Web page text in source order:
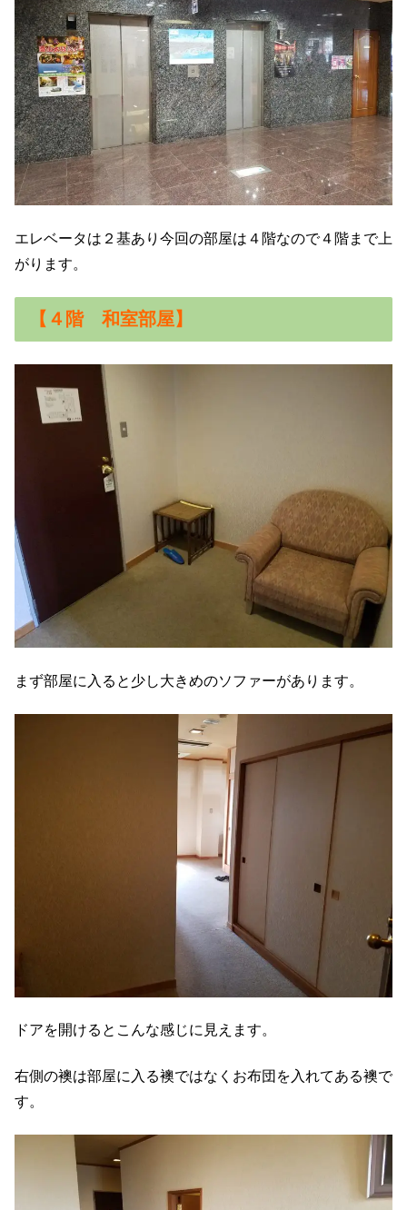
エレベータは２基あり今回の部屋は４階なので４階まで上
がります。
【４階 和室部屋】
まず部屋に入ると少し大きめのソファーがあります。
ドアを開けるとこんな感じに見えます。
右側の襖は部屋に入る襖ではなくお布団を入れてある襖で
す。